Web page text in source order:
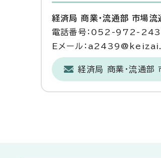
経済局 商業・流通部 市場
電話番号：052-972-
Eメール：
経済局 商業・流通部